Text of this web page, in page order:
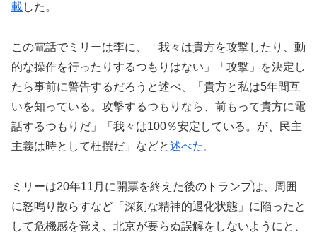
載した。
この電話でミリーは李に、「我々は貴方を攻撃したり、動
的な操作を行ったりするつもりはない」「攻撃」を決定し
たら事前に警告するだろうと述べ、「貴方と私は5年間互
いを知っている。攻撃するつもりなら、前もって貴方に電
話するつもりだ」「我々は100％安定している。が、民主
主義は時として杜撰だ」などと述べた 。
ミリーは20年11月に開票を終えた後のトランプは、周囲
に怒鳴り散らすなど「深刻な精神的退化状態」に陥ったと
して危機感を覚え、北京が要らぬ誤解をしないようにと、